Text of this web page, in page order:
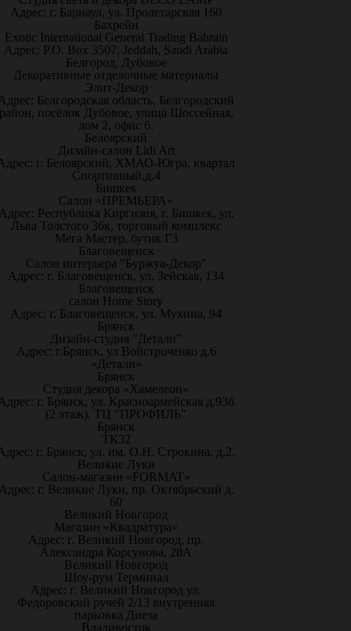
Адрес: г. Барнаул, ул. Пролетарская 160
Бахрейн
Exotic International General Trading Bahrain
Адрес: P.O. Box 3507, Jeddah, Saudi Arabia
Белгород, Дубовое
Декоративные отделочные материалы
Элит-Декор
Белгородская область, Белгородский
посёлок Дубовое, улица Шоссейная,
дом 2, офис 6.
Белоярский
Дизайн-салон Lidi Art
г. Белоярский, ХМАО-Югра, квартал
Спортивный,д.4
Бишкек
Салон «ПРЕМЬЕРА»
Республика Киргизия, г. Бишкек, ул.
Льва Толстого 36к, торговый комплекс
Мега Мастер, бутик Г3
Благовещенск
Салон интерьера "Буржуа-Декор"
Адрес: г. Благовещенск, ул. Зейская, 134
Благовещенск
салон Home Story
Адрес: г. Благовещенск, ул. Мухина, 94
Брянск
Дизайн-студия "Детали"
Адрес: г.Брянск, ул Войстроченко д.6
«Детали»
Брянск
Студия декора «Хамелеон»
г. Брянск, ул. Красноармейская д.93б
(2 этаж), ТЦ "ПРОФИЛЬ"
Брянск
ТК32
г. Брянск, ул. им. О.Н. Строкина, д.2.
Великие Луки
Салон-магазин «FORMAT»
г. Великие Луки, пр. Октябрьский д.
60
Великий Новгород
Магазин «Квадратура»
Адрес: г. Великий Новгород, пр.
Александра Корсунова, 28А
Великий Новгород
Шоу-рум Терминал
Адрес: г. Великий Новгород ул.
Федоровский ручей 2/13 внутренняя
парковка Диеза
Владивосток